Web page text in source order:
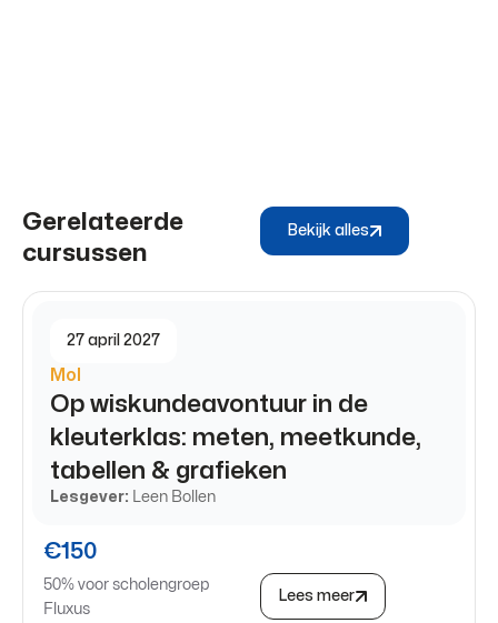
Gerelateerde
cursussen
Bekijk alles
27 april 2027
Mol
Op wiskundeavontuur in de
kleuterklas: meten, meetkunde,
tabellen & grafieken
Lesgever: Leen Bollen
€150
50% voor scholengroep
Fluxus
Lees meer